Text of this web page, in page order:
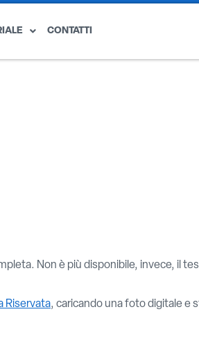
CONTATTI
Non è più disponibile, invece, il
Riservata, caricando una foto digitale e